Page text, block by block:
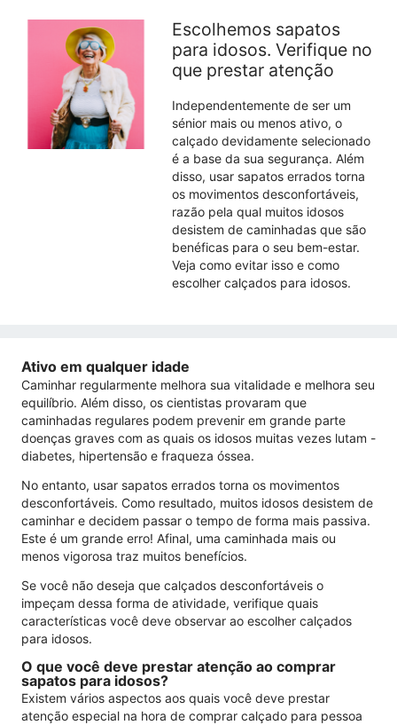
Escolhemos sapatos
para idosos. Verifique no
que prestar atenção
Independentemente de ser um
sénior mais ou menos ativo, o
calçado devidamente selecionado
é a base da sua segurança. Além
disso, usar sapatos errados torna
os movimentos desconfortáveis,
razão pela qual muitos idosos
desistem de caminhadas que são
benéficas para o seu bem-estar.
Veja como evitar isso e como
escolher calçados para idosos.
Ativo em qualquer idade
Caminhar regularmente melhora sua vitalidade e melhora seu
equilíbrio. Além disso, os cientistas provaram que
caminhadas regulares podem prevenir em grande parte
doenças graves com as quais os idosos muitas vezes lutam -
diabetes, hipertensão e fraqueza óssea.
No entanto, usar sapatos errados torna os movimentos
desconfortáveis. Como resultado, muitos idosos desistem de
caminhar e decidem passar o tempo de forma mais passiva.
Este é um grande erro! Afinal, uma caminhada mais ou
menos vigorosa traz muitos benefícios.
Se você não deseja que calçados desconfortáveis ​​​​o
impeçam dessa forma de atividade, verifique quais
características você deve observar ao escolher calçados
para idosos.
O que você deve prestar atenção ao comprar
sapatos para idosos?
Existem vários aspectos aos quais você deve prestar
atenção especial na hora de comprar calçado para pessoa